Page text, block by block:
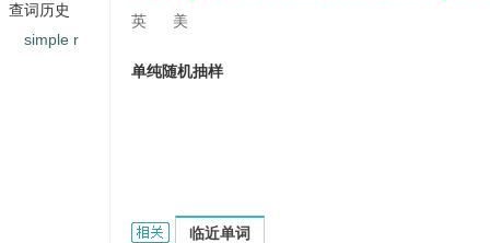
英 美
单纯随机抽样
simple random sampling model的相关资料：
临近单词
查词历史
simple r